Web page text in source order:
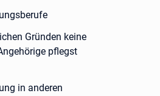
Gründen keine
pflegst
in anderen